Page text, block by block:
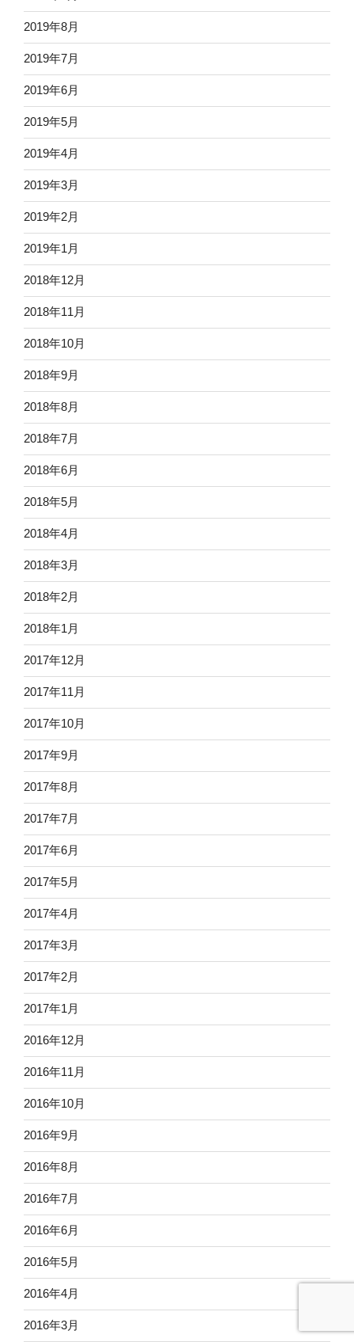
2019年8月
2019年7月
2019年6月
2019年5月
2019年4月
2019年3月
2019年2月
2019年1月
2018年12月
2018年11月
2018年10月
2018年9月
2018年8月
2018年7月
2018年6月
2018年5月
2018年4月
2018年3月
2018年2月
2018年1月
2017年12月
2017年11月
2017年10月
2017年9月
2017年8月
2017年7月
2017年6月
2017年5月
2017年4月
2017年3月
2017年2月
2017年1月
2016年12月
2016年11月
2016年10月
2016年9月
2016年8月
2016年7月
2016年6月
2016年5月
2016年4月
2016年3月